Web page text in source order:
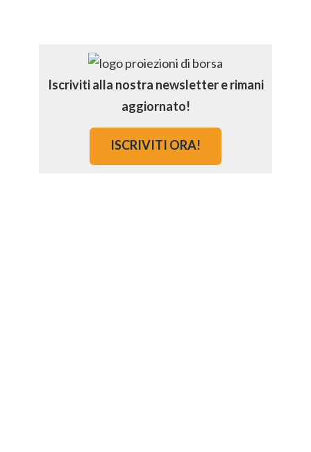
Iscriviti alla nostra newsletter e rimani
aggiornato!
ISCRIVITI ORA!